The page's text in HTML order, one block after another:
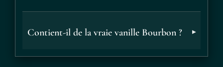
En recette salée : sur un saumon fumé.
Contient-il de la vraie vanille Bourbon ?